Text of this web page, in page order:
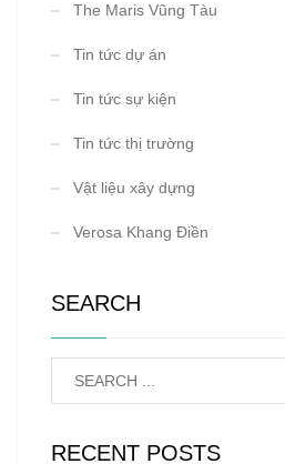
The Maris Vũng Tàu
Tin tức dự án
Tin tức sự kiện
Tin tức thị trường
Vật liệu xây dựng
Verosa Khang Điền
SEARCH
RECENT POSTS